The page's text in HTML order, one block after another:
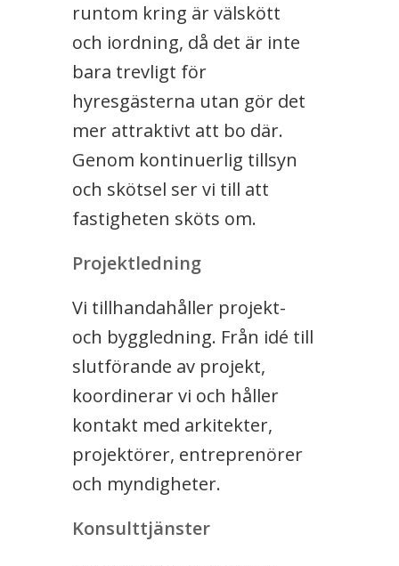
runtom kring är välskött
och iordning, då det är inte
bara trevligt för
hyresgästerna utan gör det
mer attraktivt att bo där.
Genom kontinuerlig tillsyn
och skötsel ser vi till att
fastigheten sköts om.
Projektledning
Vi tillhandahåller projekt-
och byggledning. Från idé till
slutförande av projekt,
koordinerar vi och håller
kontakt med arkitekter,
projektörer, entreprenörer
och myndigheter.
Konsulttjänster